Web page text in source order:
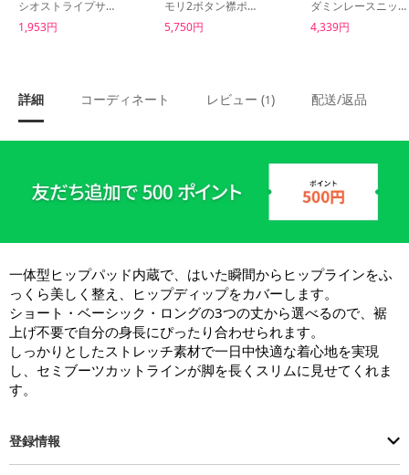
シオストライプサマーショートパンツ
1,953円
モリ2ボタン襟ポケット半袖シャツブラウス
5,750円
ダミンレースニットキャミソールミニワンピース
4,339円
詳細 コーディネート レビュー (1) 配送/返品
一体型ヒップパッド内蔵で、はいた瞬間からヒップラインをふ
っくら美しく整え、ヒップディップをカバーします。
ショート・ベーシック・ロングの3つの丈から選べるので、裾
上げ不要で自分の身長にぴったり合わせられます。
しっかりとしたストレッチ素材で一日中快適な着心地を実現
し、セミブーツカットラインが脚を長くスリムに見せてくれま
す。
登録情報